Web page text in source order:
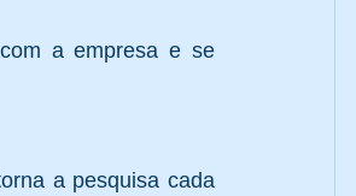
a empresa e se
a pesquisa cada